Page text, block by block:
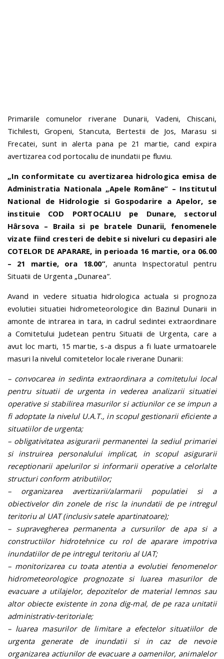
Primariile comunelor riverane Dunarii, Vadeni, Chiscani,
Tichilesti, Gropeni, Stancuta, Bertestii de Jos, Marasu si
Frecatei, sunt in alerta pana pe 21 martie, cand expira
avertizarea cod portocaliu de inundatii pe fluviu.
„In conformitate cu avertizarea hidrologica emisa de
Administratia Nationala „Apele Române” – Institutul
National de Hidrologie si Gospodarire a Apelor, se
instituie COD PORTOCALIU pe Dunare, sectorul
Hârsova – Braila si pe bratele Dunarii, fenomenele
vizate fiind cresteri de debite si niveluri cu depasiri ale
COTELOR DE APARARE, in perioada 16 martie, ora 06.00
– 21 martie, ora 18.00”, anunta Inspectoratul pentru
Situatii de Urgenta „Dunarea”.
Avand in vedere situatia hidrologica actuala si prognoza
evolutiei situatiei hidrometeorologice din Bazinul Dunarii in
amonte de intrarea in tara, in cadrul sedintei extraordinare
a Comitetului Judetean pentru Situatii de Urgenta, care a
avut loc marti, 15 martie, s-a dispus a fi luate urmatoarele
masuri la nivelul comitetelor locale riverane Dunarii:
– convocarea in sedinta extraordinara a comitetului local
pentru situatii de urgenta in vederea analizarii situatiei
operative si stabilirea masurilor si actiunilor ce se impun a
fi adoptate la nivelul U.A.T., in scopul gestionarii eficiente a
situatiilor de urgenta;
– obligativitatea asigurarii permanentei la sediul primariei
si instruirea personalului implicat, in scopul asigurarii
receptionarii apelurilor si informarii operative a celorlalte
structuri conform atributiilor;
– organizarea avertizarii/alarmarii populatiei si a
obiectivelor din zonele de risc la inundatii de pe intregul
teritoriu al UAT (inclusiv satele apartinatoare);
– supravegherea permanenta a cursurilor de apa si a
constructiilor hidrotehnice cu rol de aparare impotriva
inundatiilor de pe intregul teritoriu al UAT;
– monitorizarea cu toata atentia a evolutiei fenomenelor
hidrometeorologice prognozate si luarea masurilor de
evacuare a utilajelor, depozitelor de material lemnos sau
altor obiecte existente in zona dig-mal, de pe raza unitatii
administrativ-teritoriale;
– luarea masurilor de limitare a efectelor situatiilor de
urgenta generate de inundatii si in caz de nevoie
organizarea actiunilor de evacuare a oamenilor, animalelor